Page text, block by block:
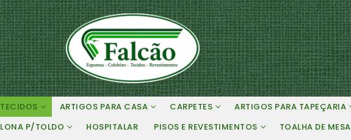
TECIDOS ARTIGOS PARA CASA CARPETES ARTIGOS PARA TAPEÇARIA
LONA P/TOLDO HOSPITALAR PISOS E REVESTIMENTOS TOALHA DE MESA